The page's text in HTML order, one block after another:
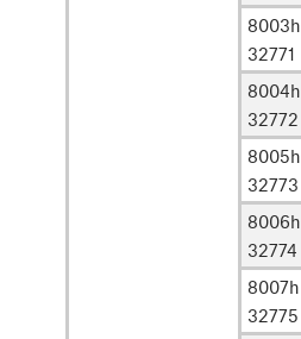
8003h
32771
8004h
32772
8005h
32773
8006h
32774
8007h
32775